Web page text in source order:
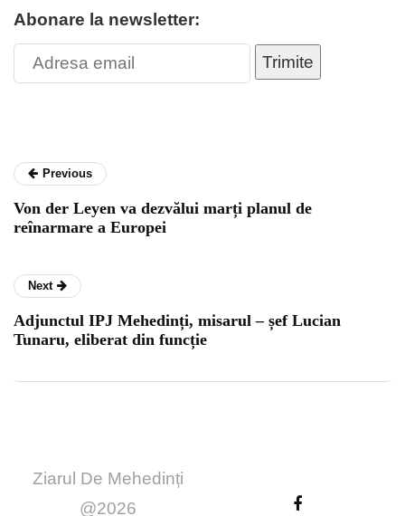
Abonare la newsletter:
Trimite
Previous
Von der Leyen va dezvălui marți planul de
reînarmare a Europei
Next
Adjunctul IPJ Mehedinți, misarul – șef Lucian
Tunaru, eliberat din funcție
Ziarul De Mehedinți
@2026